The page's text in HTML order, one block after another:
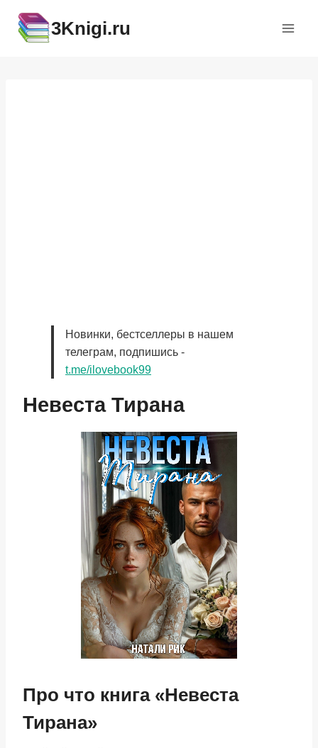
содержимому
3Knigi.ru
Новинки, бестселлеры в нашем
телеграм, подпишись -
t.me/ilovebook99
Невеста Тирана
Про что книга «Невеста
Тирана»